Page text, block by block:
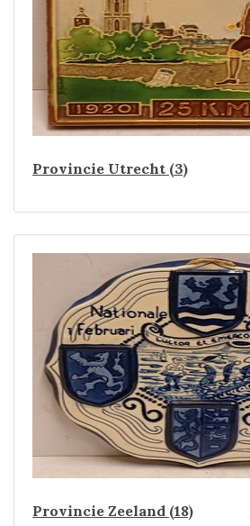
Provincie Utrecht (3)
Provincie Zeeland (18)